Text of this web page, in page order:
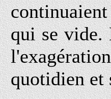
qui se vide.
quotidien et